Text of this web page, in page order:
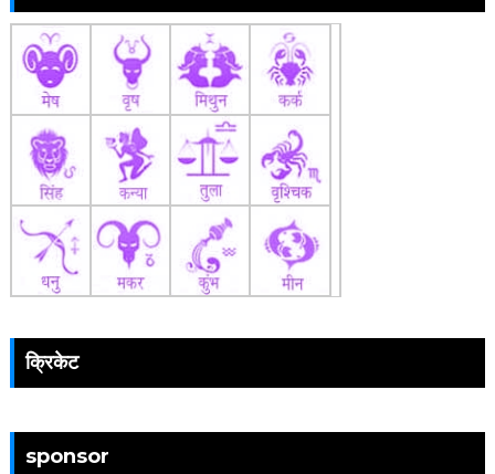
क्रिकेट
sponsor